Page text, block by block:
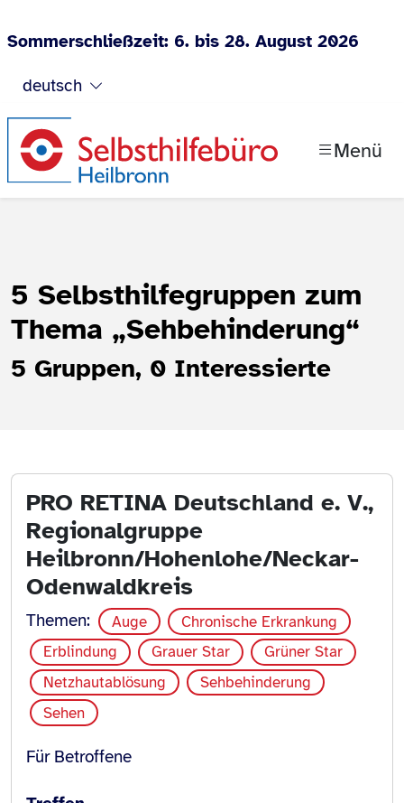
Zum Inhalt springen
Sommerschließzeit: 6. bis 28. August 2026
deutsch
Menü
5 Selbsthilfegruppen zum
Thema „Sehbehinderung“
5 Gruppen, 0 Interessierte
PRO RETINA Deutschland e. V.,
Regionalgruppe
Heilbronn/Hohenlohe/Neckar-
Odenwaldkreis
Themen: Auge
Chronische Erkrankung
Erblindung
Grauer Star
Grüner Star
Netzhautablösung
Sehbehinderung
Sehen
Für Betroffene